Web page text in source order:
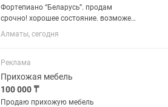
Фортепиано “Беларусь”. продам
срочно! хорошее состояние. возможен
торг.
Алматы, сегодня
Реклама
Прихожая мебель
100 000 ₸
Продаю прихожую мебель